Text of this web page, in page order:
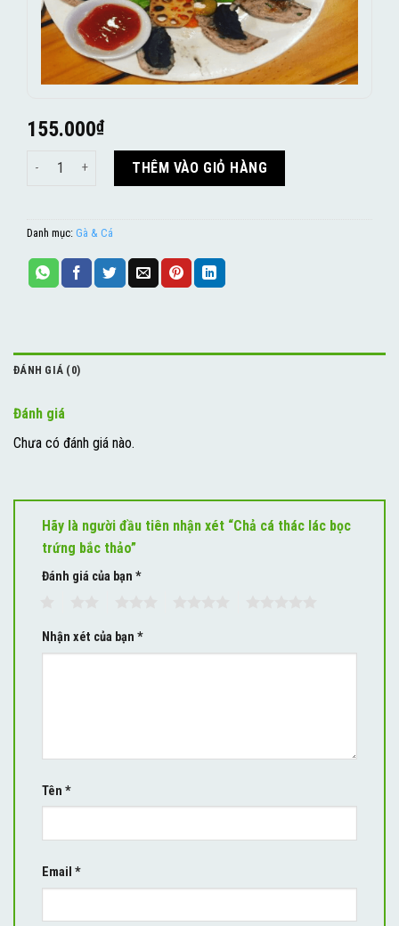
155.000₫
Chả cá thác lác bọc trứng bắc thảo số lượng
THÊM VÀO GIỎ HÀNG
Danh mục: Gà & Cá
ĐÁNH GIÁ (0)
Đánh giá
Chưa có đánh giá nào.
Hãy là người đầu tiên nhận xét “Chả cá thác lác bọc
trứng bắc thảo”
Đánh giá của bạn *
Nhận xét của bạn *
Tên *
Email *